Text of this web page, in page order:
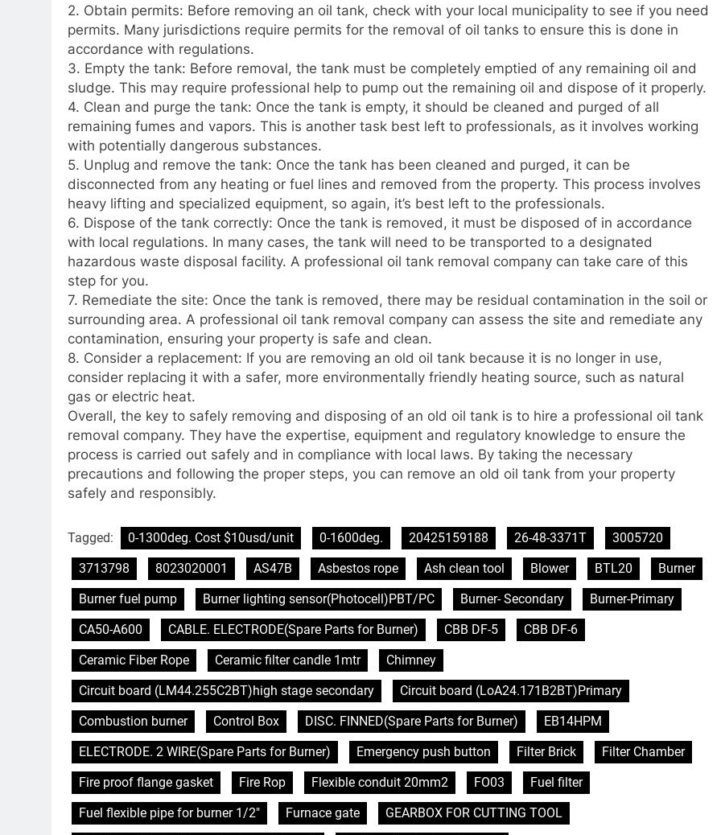
2. Obtain permits: Before removing an oil tank, check with your local municipality to see if you need
permits. Many jurisdictions require permits for the removal of oil tanks to ensure this is done in
accordance with regulations.
3. Empty the tank: Before removal, the tank must be completely emptied of any remaining oil and
sludge. This may require professional help to pump out the remaining oil and dispose of it properly.
4. Clean and purge the tank: Once the tank is empty, it should be cleaned and purged of all
remaining fumes and vapors. This is another task best left to professionals, as it involves working
with potentially dangerous substances.
5. Unplug and remove the tank: Once the tank has been cleaned and purged, it can be
disconnected from any heating or fuel lines and removed from the property. This process involves
heavy lifting and specialized equipment, so again, it’s best left to the professionals.
6. Dispose of the tank correctly: Once the tank is removed, it must be disposed of in accordance
with local regulations. In many cases, the tank will need to be transported to a designated
hazardous waste disposal facility. A professional oil tank removal company can take care of this
step for you.
7. Remediate the site: Once the tank is removed, there may be residual contamination in the soil or
surrounding area. A professional oil tank removal company can assess the site and remediate any
contamination, ensuring your property is safe and clean.
8. Consider a replacement: If you are removing an old oil tank because it is no longer in use,
consider replacing it with a safer, more environmentally friendly heating source, such as natural
gas or electric heat.
Overall, the key to safely removing and disposing of an old oil tank is to hire a professional oil tank
removal company. They have the expertise, equipment and regulatory knowledge to ensure the
process is carried out safely and in compliance with local laws. By taking the necessary
precautions and following the proper steps, you can remove an old oil tank from your property
safely and responsibly.
Tagged: 0-1300deg. Cost $10usd/unit 0-1600deg. 20425159188 26-48-3371T
3005720
3713798
8023020001 AS47B Asbestos rope Ash clean tool Blower BTL20
Burner
Burner fuel pump
Burner lighting sensor(Photocell)PBT/PC Burner- Secondary
Burner-Primary
CA50-A600
CABLE. ELECTRODE(Spare Parts for Burner) CBB DF-5
CBB DF-6
Ceramic Fiber Rope
Ceramic filter candle 1mtr
Chimney
Circuit board (LM44.255C2BT)high stage secondary
Circuit board (LoA24.171B2BT)Primary
Combustion burner
Control Box DISC. FINNED(Spare Parts for Burner)
EB14HPM
ELECTRODE. 2 WIRE(Spare Parts for Burner)
Emergency push button Filter Brick
Filter Chamber
Fire proof flange gasket
Fire Rop Flexible conduit 20mm2 FO03
Fuel filter
Fuel flexible pipe for burner 1/2"
Furnace gate
GEARBOX FOR CUTTING TOOL